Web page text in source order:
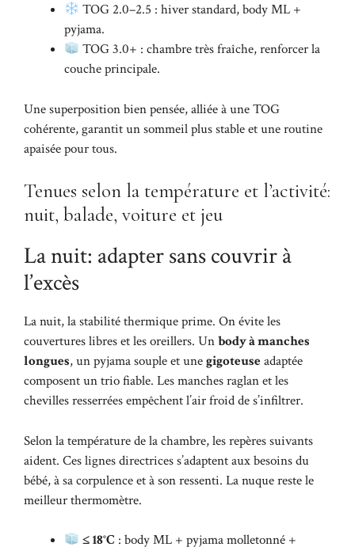
TOG 2.0–2.5 : hiver standard, body ML +
pyjama.
TOG 3.0+ : chambre très fraîche, renforcer la
couche principale.
Une superposition bien pensée, alliée à une TOG
cohérente, garantit un sommeil plus stable et une routine
apaisée pour tous.
Tenues selon la température et l’activité:
nuit, balade, voiture et jeu
La nuit: adapter sans couvrir à
l’excès
La nuit, la stabilité thermique prime. On évite les
couvertures libres et les oreillers. Unbody à manches
longues, un pyjama souple et unegigoteuseadaptée
composent un trio fiable. Les manches raglan et les
chevilles resserrées empêchent l’air froid de s’infiltrer.
Selon la température de la chambre, les repères suivants
aident. Ces lignes directrices s’adaptent aux besoins du
bébé, à sa corpulence et à son ressenti. La nuque reste le
meilleur thermomètre.
≤ 18°C : body ML + pyjama molletonné +